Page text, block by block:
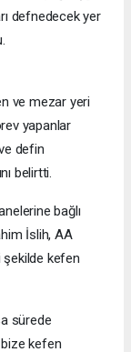
defnedecek yer
ve mezar yeri
yapanlar
defin
belirtti.
bağlı
İslih, AA
şekilde kefen
sürede
kefen